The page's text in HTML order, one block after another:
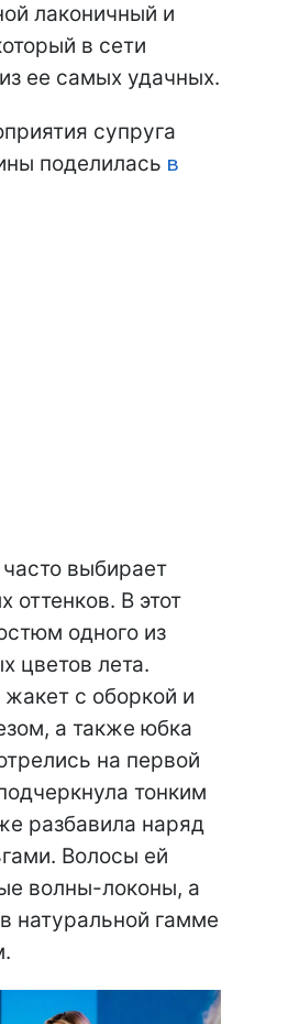
лаконичный и
в сети
ее самых удачных.
супруга
поделилась в
выбирает
В этот
одного из
цветов лета.
с оборкой и
а также юбка
на первой
тонким
разбавила наряд
Волосы ей
волны-локоны, а
натуральной гамме